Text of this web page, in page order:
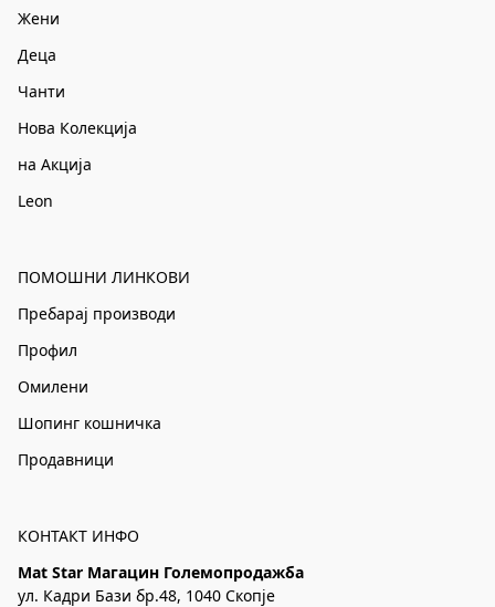
Жени
Деца
Чанти
Нова Колекција
на Акција
Leon
ПОМОШНИ ЛИНКОВИ
Пребарај производи
Профил
Омилени
Шопинг кошничка
Продавници
КОНТАКТ ИНФО
Mat Star Магацин Големопродажба
ул. Кадри Бази бр.48, 1040 Скопје